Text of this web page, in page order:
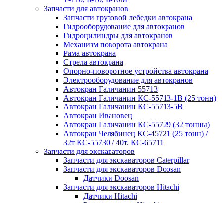
Запчасти для автокранов
Запчасти грузовой лебедки автокрана
Гидрооборудование для автокранов
Гидроцилиндры для автокранов
Механизм поворота автокрана
Рама автокрана
Стрела автокрана
Опорно-поворотное устройства автокрана
Электрооборудование для автокранов
Автокран Галичанин 55713
Автокран Галичанин КС-55713-1В (25 тонн)
Автокран Галичанин КС-55713-5В
Автокран Ивановец
Автокран Галичанин КС-55729 (32 тонны)
Автокран Челябинец КС-45721 (25 тонн) /
32т КС-55730 / 40т. КС-65711
Запчасти для экскаваторов
Запчасти для экскаваторов Caterpillar
Запчасти для экскаваторов Doosan
Датчики Doosan
Запчасти для экскаваторов Hitachi
Датчики Hitachi